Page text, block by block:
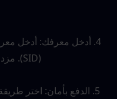
(SID). مزدوج-